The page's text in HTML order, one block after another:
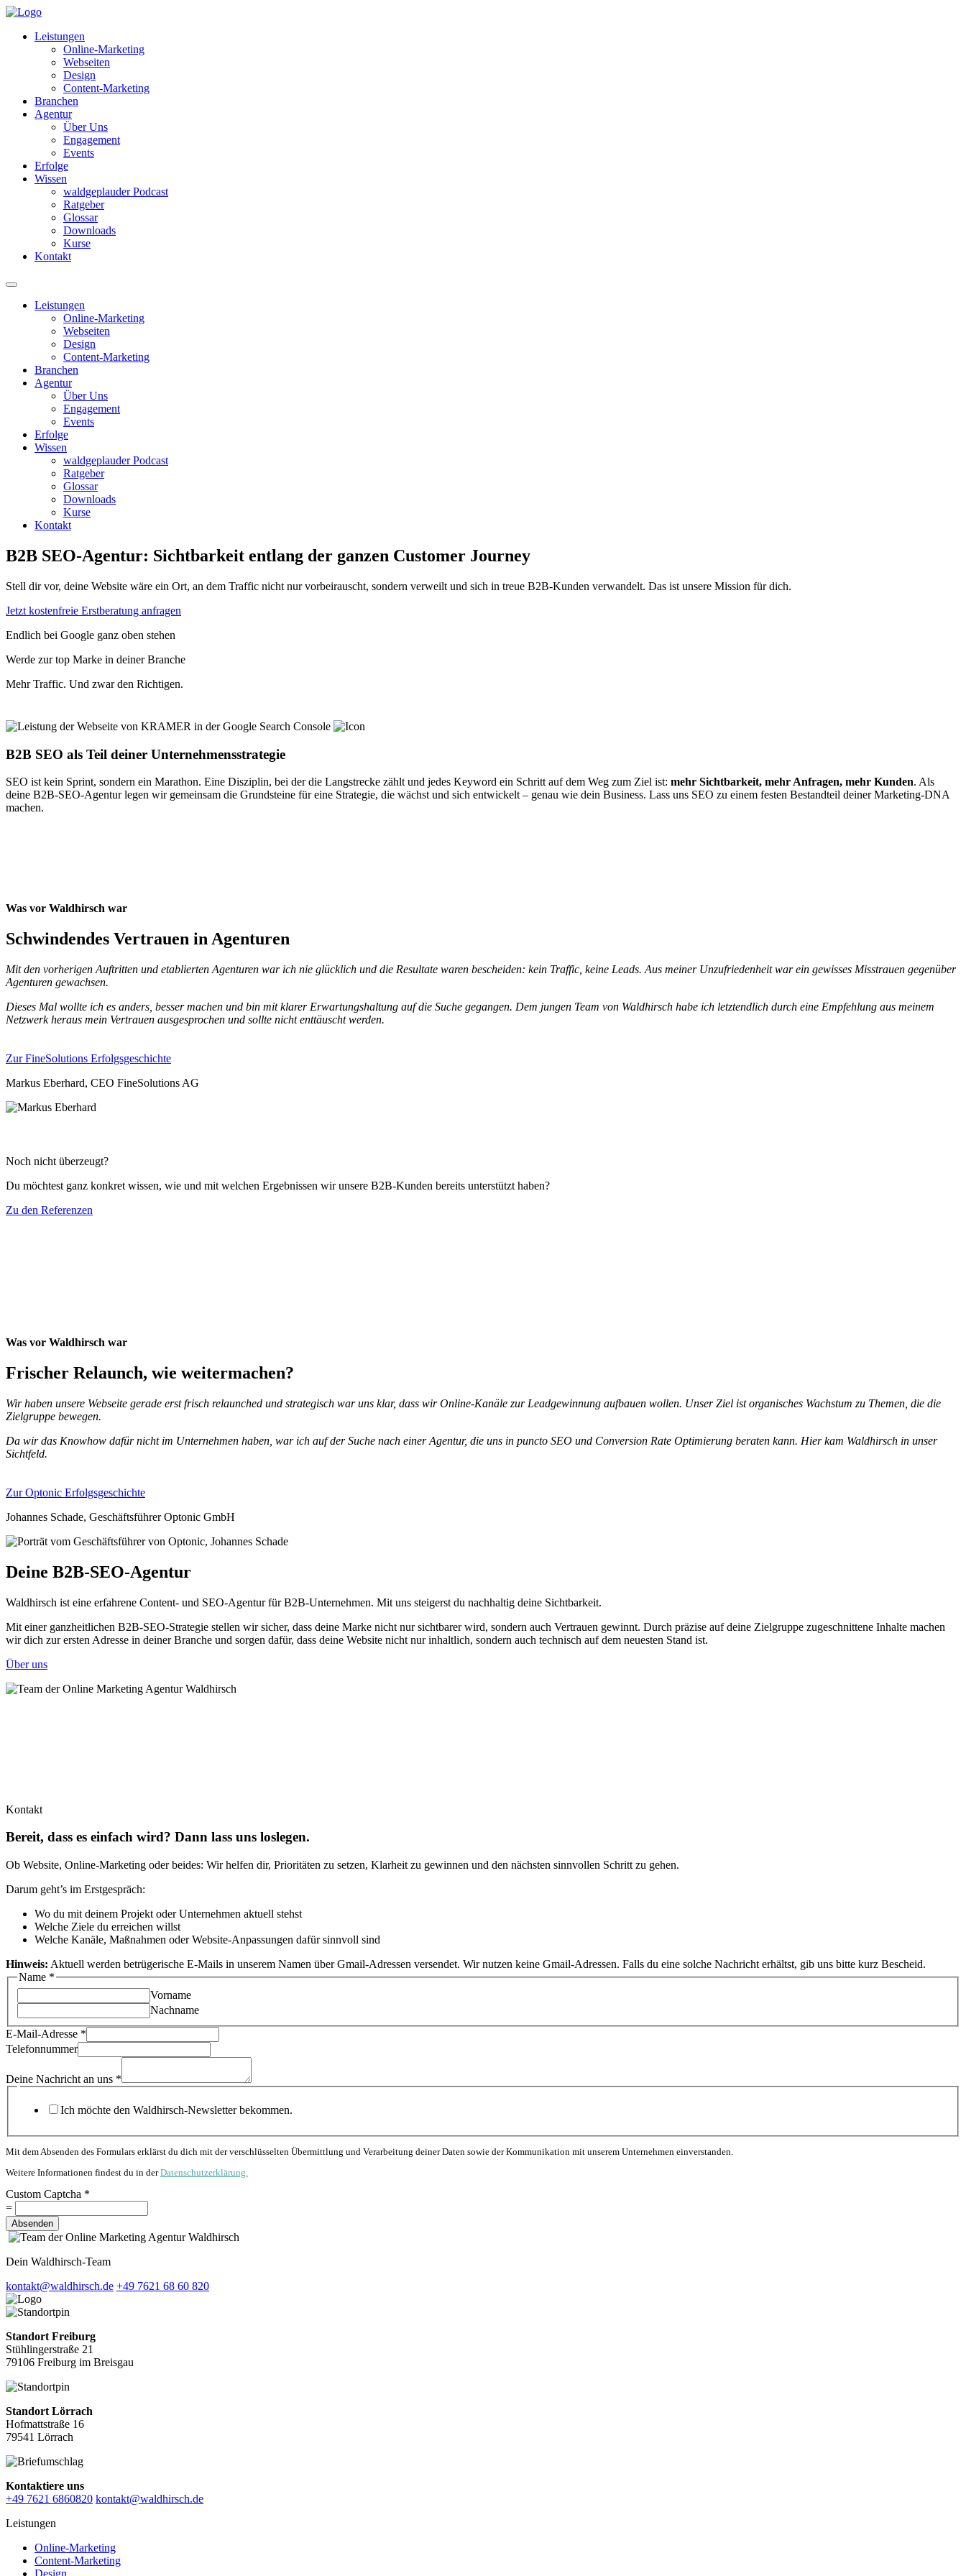
Leistungen
Online-Marketing
Webseiten
Design
Content-Marketing
Branchen
Agentur
Über Uns
Engagement
Events
Erfolge
Wissen
waldgeplauder Podcast
Ratgeber
Glossar
Downloads
Kurse
Kontakt
Leistungen
Online-Marketing
Webseiten
Design
Content-Marketing
Branchen
Agentur
Über Uns
Engagement
Events
Erfolge
Wissen
waldgeplauder Podcast
Ratgeber
Glossar
Downloads
Kurse
Kontakt
B2B SEO-Agentur: Sichtbarkeit entlang der ganzen Customer Journey
Stell dir vor, deine Website wäre ein Ort, an dem Traffic nicht nur vorbeirauscht, sondern verweilt und sich in treue B2B-Kunden verwandelt. Das ist unsere Mission für dich.
Jetzt kostenfreie Erstberatung anfragen
Endlich bei Google ganz oben stehen
Werde zur top Marke in deiner Branche
Mehr Traffic. Und zwar den Richtigen.
B2B SEO als Teil deiner Unternehmensstrategie
SEO ist kein Sprint, sondern ein Marathon. Eine Disziplin, bei der die Langstrecke zählt und jedes Keyword ein Schritt auf dem Weg zum Ziel ist: mehr Sichtbarkeit, mehr Anfragen, mehr Kunden. Als
deine B2B-SEO-Agentur legen wir gemeinsam die Grundsteine für eine Strategie, die wächst und sich entwickelt – genau wie dein Business. Lass uns SEO zu einem festen Bestandteil deiner Marketing-DNA
machen.
Was vor Waldhirsch war
Schwindendes Vertrauen in Agenturen
Mit den vorherigen Auftritten und etablierten Agenturen war ich nie glücklich und die Resultate waren bescheiden: kein Traffic, keine Leads. Aus meiner Unzufriedenheit war ein gewisses Misstrauen gegenüber
Agenturen gewachsen.
Dieses Mal wollte ich es anders, besser machen und bin mit klarer Erwartungshaltung auf die Suche gegangen. Dem jungen Team von Waldhirsch habe ich letztendlich durch eine Empfehlung aus meinem
Netzwerk heraus mein Vertrauen ausgesprochen und sollte nicht enttäuscht werden.
Zur FineSolutions Erfolgsgeschichte
Markus Eberhard, CEO FineSolutions AG
Noch nicht überzeugt?
Du möchtest ganz konkret wissen, wie und mit welchen Ergebnissen wir unsere B2B-Kunden bereits unterstützt haben?
Zu den Referenzen
Was vor Waldhirsch war
Frischer Relaunch, wie weitermachen?
Wir haben unsere Webseite gerade erst frisch relaunched und strategisch war uns klar, dass wir Online-Kanäle zur Leadgewinnung aufbauen wollen. Unser Ziel ist organisches Wachstum zu Themen, die die
Zielgruppe bewegen.
Da wir das Knowhow dafür nicht im Unternehmen haben, war ich auf der Suche nach einer Agentur, die uns in puncto SEO und Conversion Rate Optimierung beraten kann. Hier kam Waldhirsch in unser
Sichtfeld.
Zur Optonic Erfolgsgeschichte
Johannes Schade, Geschäftsführer Optonic GmbH
Deine B2B-SEO-Agentur
Waldhirsch ist eine erfahrene Content- und SEO-Agentur für B2B-Unternehmen. Mit uns steigerst du nachhaltig deine Sichtbarkeit.
Mit einer ganzheitlichen B2B-SEO-Strategie stellen wir sicher, dass deine Marke nicht nur sichtbarer wird, sondern auch Vertrauen gewinnt. Durch präzise auf deine Zielgruppe zugeschnittene Inhalte machen
wir dich zur ersten Adresse in deiner Branche und sorgen dafür, dass deine Website nicht nur inhaltlich, sondern auch technisch auf dem neuesten Stand ist.
Über uns
Kontakt
Bereit, dass es einfach wird? Dann lass uns loslegen.
Ob Website, Online-Marketing oder beides: Wir helfen dir, Prioritäten zu setzen, Klarheit zu gewinnen und den nächsten sinnvollen Schritt zu gehen.
Darum geht’s im Erstgespräch:
Wo du mit deinem Projekt oder Unternehmen aktuell stehst
Welche Ziele du erreichen willst
Welche Kanäle, Maßnahmen oder Website-Anpassungen dafür sinnvoll sind
Hinweis: Aktuell werden betrügerische E-Mails in unserem Namen über Gmail-Adressen versendet. Wir nutzen keine Gmail-Adressen. Falls du eine solche Nachricht erhältst, gib uns bitte kurz Bescheid.
Name *
Vorname
Nachname
E-Mail-Adresse *
Telefonnummer
Custom
uns
Deine Nachricht an uns *
Ich möchte den Waldhirsch-Newsletter bekommen.
Mit dem Absenden des Formulars erklärst du dich mit der verschlüsselten Übermittlung und Verarbeitung deiner Daten sowie der Kommunikation mit unserem Unternehmen einverstanden.
Weitere Informationen findest du in derDatenschutzerklärung.
Custom Captcha *
=
Absenden
Dein Waldhirsch-Team
kontakt@waldhirsch.de +49 7621 68 60 820
Standort Freiburg
Stühlingerstraße 21
79106 Freiburg im Breisgau
Standort Lörrach
Hofmattstraße 16
79541 Lörrach
Kontaktiere uns
+49 7621 6860820 kontakt@waldhirsch.de
Leistungen
Online-Marketing
Content-Marketing